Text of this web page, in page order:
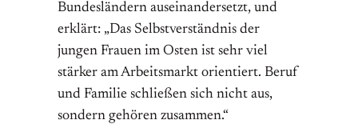
Bundesländern auseinandersetzt, und
erklärt: „Das Selbstverständnis der
jungen Frauen im Osten ist sehr viel
stärker am Arbeitsmarkt orientiert. Beruf
und Familie schließen sich nicht aus,
sondern gehören zusammen.“